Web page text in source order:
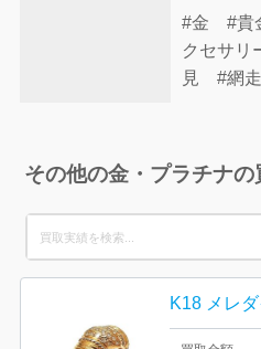
#金 #貴
クセサ
見 #網
その他の金・プラチナの
for: